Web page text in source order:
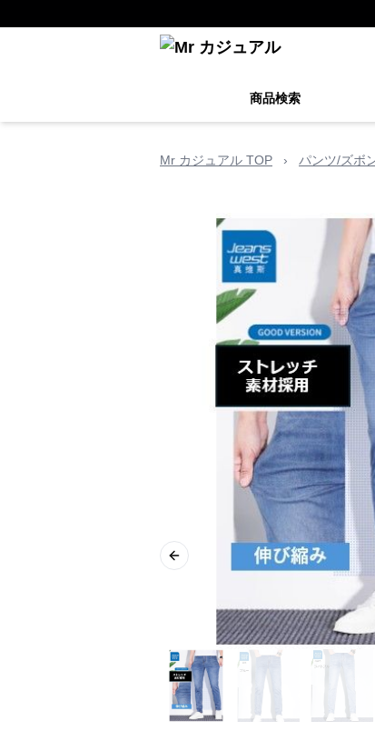
商品検索
Mr カジュアル TOP › パンツ/ズボ
Previous slide